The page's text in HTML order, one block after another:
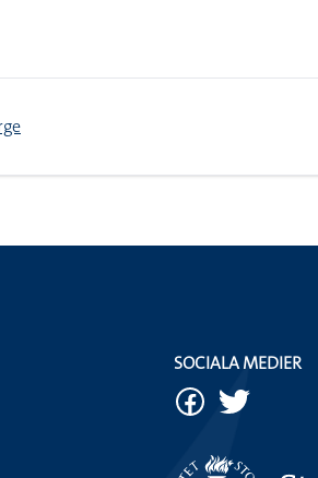
SOCIALA MEDIER